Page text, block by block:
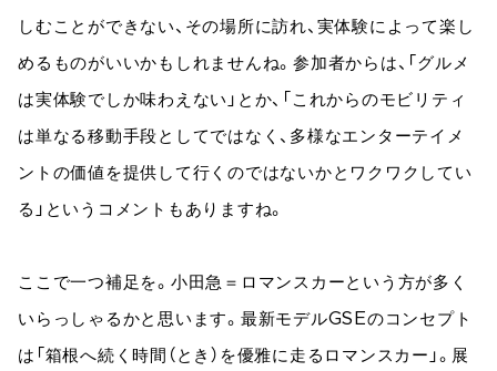
しむことができない、その場所に訪れ、実体験によって楽し
めるものがいいかもしれませんね。参加者からは、「グルメ
は実体験でしか味わえない」とか、「これからのモビリティ
は単なる移動手段としてではなく、多様なエンターテイメ
ントの価値を提供して行くのではないかとワクワクしてい
る」というコメントもありますね。
ここで一つ補足を。小田急＝ロマンスカーという方が多く
いらっしゃるかと思います。最新モデルGSEのコンセプト
は「箱根へ続く時間（とき）を優雅に走るロマンスカー」。展